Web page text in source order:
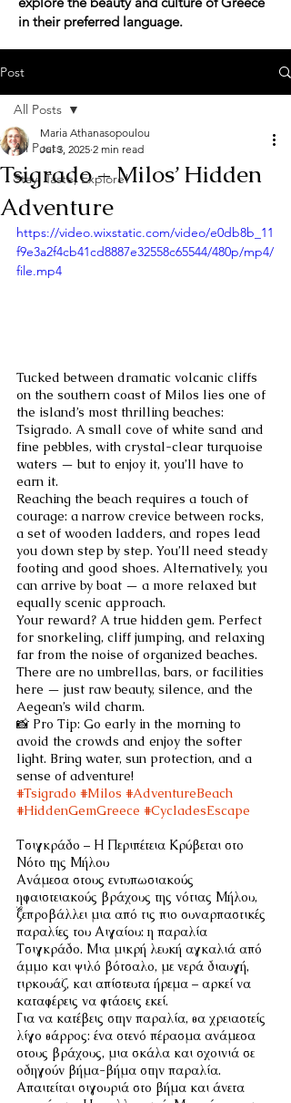
in their preferred language.
Post
All Posts
Stay, Taste, Explore!
All Posts
Tsigrado – Milos’ Hidden
Adventure
Maria Athanasopoulou
Jul 3, 2025 2 min read
https://video.wixstatic.com/video/e0db8b_11
f9e3a2f4cb41cd8887e32558c65544/480p/mp4/
file.mp4
Tucked between dramatic volcanic cliffs
on the southern coast of Milos lies one of
the island’s most thrilling beaches:
Tsigrado. A small cove of white sand and
fine pebbles, with crystal-clear turquoise
waters — but to enjoy it, you’ll have to
earn it.
Reaching the beach requires a touch of
courage: a narrow crevice between rocks,
a set of wooden ladders, and ropes lead
you down step by step. You’ll need steady
footing and good shoes. Alternatively, you
can arrive by boat — a more relaxed but
equally scenic approach.
Your reward? A true hidden gem. Perfect
for snorkeling, cliff jumping, and relaxing
far from the noise of organized beaches.
There are no umbrellas, bars, or facilities
here — just raw beauty, silence, and the
Aegean’s wild charm.
📸 Pro Tip: Go early in the morning to
avoid the crowds and enjoy the softer
light. Bring water, sun protection, and a
sense of adventure!
#Tsigrado #Milos #AdventureBeach
#HiddenGemGreece #CycladesEscape
Τσιγκράδο – Η Περιπέτεια Κρύβεται στο
Νότο της Μήλου
Ανάμεσα στους εντυπωσιακούς
ηφαιστειακούς βράχους της νότιας Μήλου,
ξεπροβάλλει μια από τις πιο συναρπαστικές
παραλίες του Αιγαίου: η παραλία
Τσιγκράδο. Μια μικρή λευκή αγκαλιά από
άμμο και ψιλό βότσαλο, με νερά διαυγή,
τιρκουάζ, και απίστευτα ήρεμα – αρκεί να
καταφέρεις να φτάσεις εκεί.
Για να κατέβεις στην παραλία, θα χρειαστείς
λίγο θάρρος: ένα στενό πέρασμα ανάμεσα
στους βράχους, μια σκάλα και σχοινιά σε
οδηγούν βήμα-βήμα στην παραλία.
Απαιτείται σιγουριά στο βήμα και άνετα